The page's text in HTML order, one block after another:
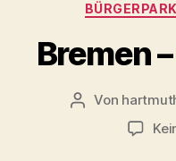
BÜRGERPARK
Bremen
Beitragsautor
Von